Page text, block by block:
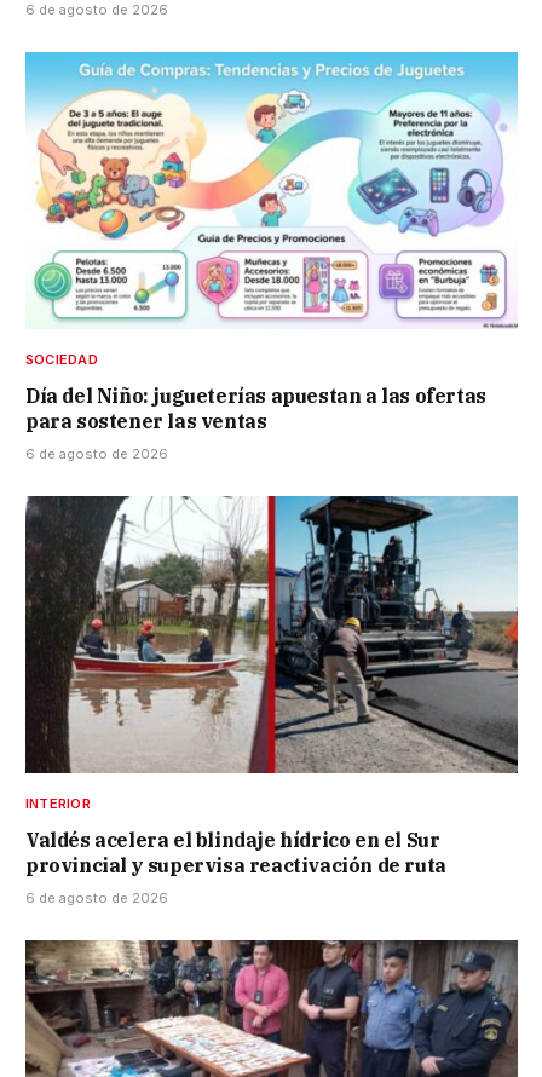
6 de agosto de 2026
SOCIEDAD
Día del Niño: jugueterías apuestan a las ofertas
para sostener las ventas
6 de agosto de 2026
INTERIOR
Valdés acelera el blindaje hídrico en el Sur
provincial y supervisa reactivación de ruta
6 de agosto de 2026